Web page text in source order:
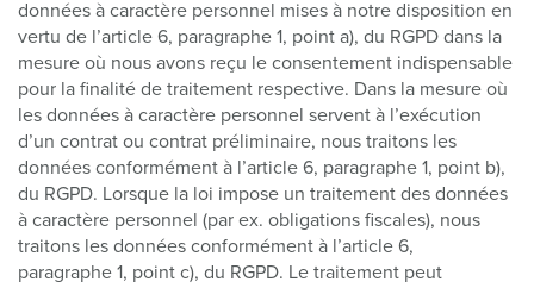
données à caractère personnel mises à notre disposition en
vertu de l’article 6, paragraphe 1, point a), du RGPD dans la
mesure où nous avons reçu le consentement indispensable
pour la finalité de traitement respective. Dans la mesure où
les données à caractère personnel servent à l’exécution
d’un contrat ou contrat préliminaire, nous traitons les
données conformément à l’article 6, paragraphe 1, point b),
du RGPD. Lorsque la loi impose un traitement des données
à caractère personnel (par ex. obligations fiscales), nous
traitons les données conformément à l’article 6,
paragraphe 1, point c), du RGPD. Le traitement peut